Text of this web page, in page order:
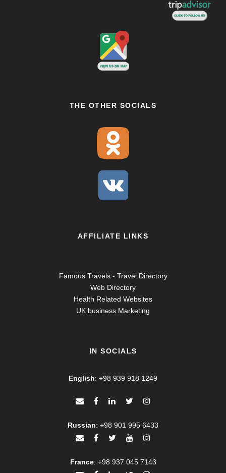
THE OTHER SOCIALS
AFFILIATE LINKS
Famous Travels - Travel Directory
Web Directory
Health Related Websites
UK business Marketing
IN SOCIALS
English: +98 939 918 1249
Russian: +98 901 995 6433
France: +98 937 045 7143